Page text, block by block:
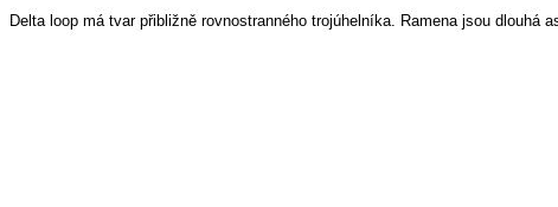
Delta loop má tvar přibližně rovnostranného trojúhelníka. Ramena jsou